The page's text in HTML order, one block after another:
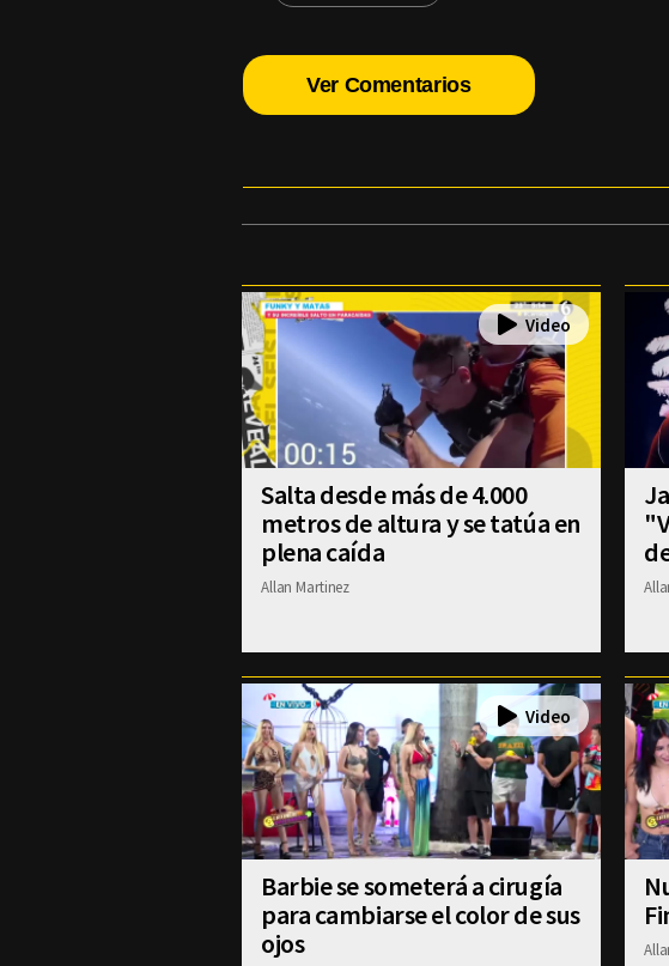
Ver Comentarios
Salta desde más de 4.000
metros de altura y se tatúa en
plena caída
Allan Martinez
Barbie se someterá a cirugía
para cambiarse el color de sus
ojos